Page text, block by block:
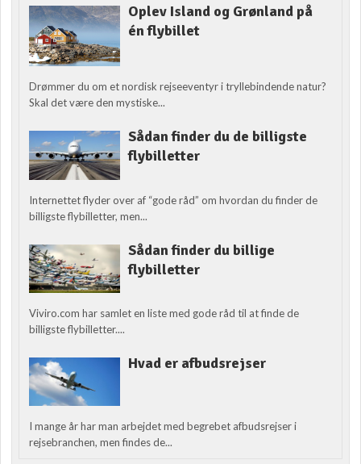
Oplev Island og Grønland på
én flybillet
Drømmer du om et nordisk rejseeventyr i tryllebindende natur?
Skal det være den mystiske...
Sådan finder du de billigste
flybilletter
Internettet flyder over af “gode råd” om hvordan du finder de
billigste flybilletter, men...
Sådan finder du billige
flybilletter
Viviro.com har samlet en liste med gode råd til at finde de
billigste flybilletter....
Hvad er afbudsrejser
I mange år har man arbejdet med begrebet afbudsrejser i
rejsebranchen, men findes de...